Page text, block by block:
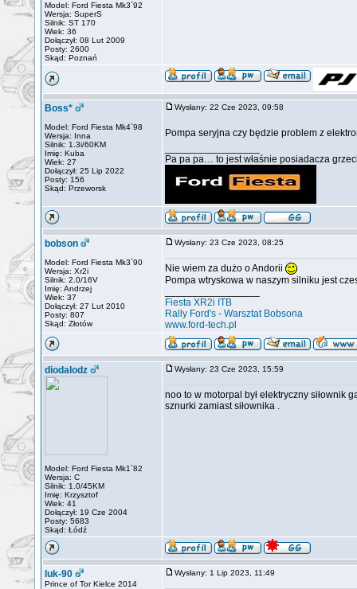
Model: Ford Fiesta Mk3`92
Wersja: SuperS
Silnik: ST 170
Wiek: 36
Dołączył: 08 Lut 2009
Posty: 2600
Skąd: Poznań
Boss*
Model: Ford Fiesta Mk4`98
Wersja: Inna
Silnik: 1.3i/60KM
Imię: Kuba
Wiek: 27
Dołączył: 25 Lip 2022
Posty: 156
Skąd: Przeworsk
Wysłany: 22 Cze 2023, 09:58
Pompa seryjna czy będzie problem z
Pa pa pa… to jest właśnie posiadacza
bobson
Model: Ford Fiesta Mk3`90
Wersja: Xr2i
Silnik: 2.0/16V
Imię: Andrzej
Wiek: 37
Dołączył: 27 Lut 2010
Posty: 807
Skąd: Złotów
Wysłany: 23 Cze 2023, 08:25
Nie wiem za dużo o Andorii
Pompa wtryskowa w naszym silniku jest
Fiesta XR2i ITB
Rally Ford's - Warsztat Bobsona
www.ford-tech.pl
diodalodz
Model: Ford Fiesta Mk1`82
Wersja: C
Silnik: 1.0/45KM
Imię: Krzysztof
Wiek: 41
Dołączył: 19 Cze 2004
Posty: 5683
Skąd: Łódź
Wysłany: 23 Cze 2023, 15:59
noo to w motorpal był elektryczny siłownik
sznurki zamiast siłownika .
luk-90
Prince of Tor Kielce 2014
Wysłany: 1 Lip 2023, 11:49